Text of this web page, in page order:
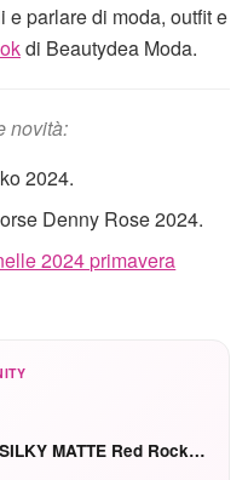
parlare di moda, outfit e
di Beautydea Moda.
novità:
2024.
Denny Rose 2024.
2024 primavera
MAC M·A·CXIMAL SILKY MATTE Red Rock mat